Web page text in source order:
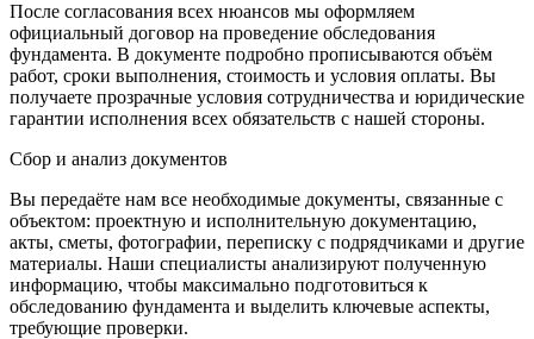
После согласования всех нюансов мы оформляем
официальный договор на проведение обследования
фундамента. В документе подробно прописываются объём
работ, сроки выполнения, стоимость и условия оплаты. Вы
получаете прозрачные условия сотрудничества и юридические
гарантии исполнения всех обязательств с нашей стороны.
Сбор и анализ документов
Вы передаёте нам все необходимые документы, связанные с
объектом: проектную и исполнительную документацию,
акты, сметы, фотографии, переписку с подрядчиками и другие
материалы. Наши специалисты анализируют полученную
информацию, чтобы максимально подготовиться к
обследованию фундамента и выделить ключевые аспекты,
требующие проверки.